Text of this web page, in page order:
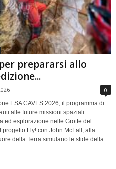
prepararsi allo
0
ESA CAVES 2026, il programma di
alle future missioni spaziali
ed esplorazione nelle Grotte del
Fly! con John McFall, alla
della Terra simulano le sfide della